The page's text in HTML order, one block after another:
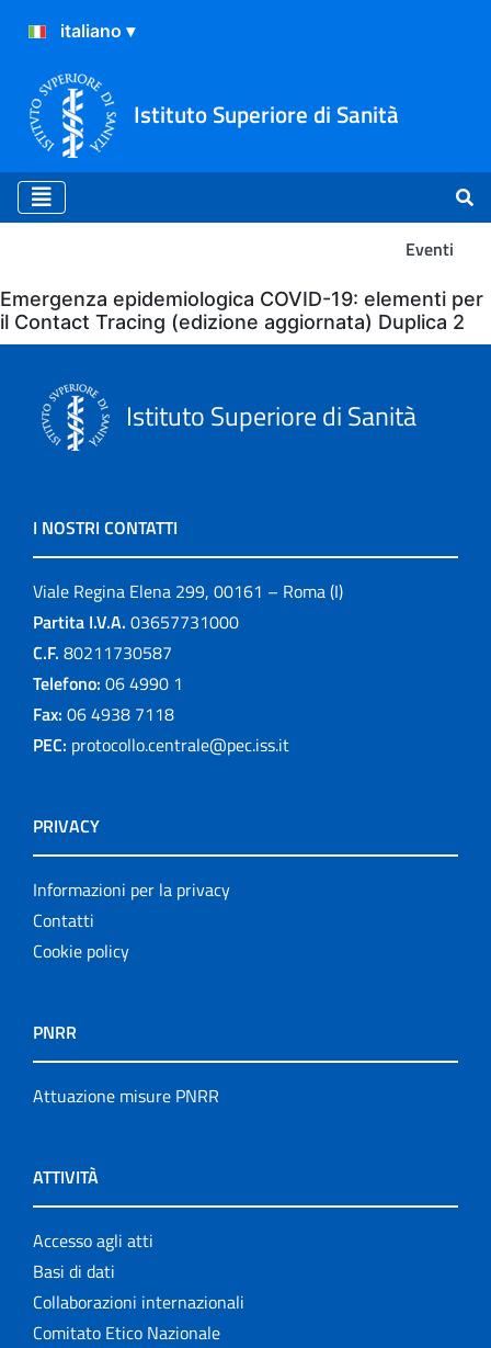
Istituto Superiore di Sanità
Eventi
Eventi
Emergenza epidemiologica COVID-19: elementi per
il Contact Tracing (edizione aggiornata) Duplica 2
Istituto Superiore di Sanità
I NOSTRI CONTATTI
Viale Regina Elena 299, 00161 – Roma (I)
Partita I.V.A. 03657731000
C.F. 80211730587
Telefono: 06 4990 1
Fax: 06 4938 7118
PEC: protocollo.centrale@pec.iss.it
PRIVACY
Informazioni per la privacy
Contatti
Cookie policy
PNRR
Attuazione misure PNRR
ATTIVITÀ
Accesso agli atti
Basi di dati
Collaborazioni internazionali
Comitato Etico Nazionale